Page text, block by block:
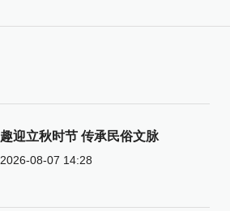
趣迎立秋时节 传承民俗文脉
2026-08-07 14:28